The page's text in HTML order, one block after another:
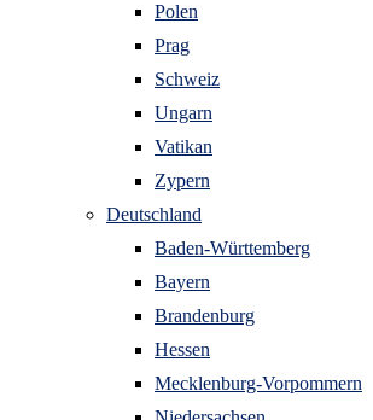
Polen
Prag
Schweiz
Ungarn
Vatikan
Zypern
Deutschland
Baden-Württemberg
Bayern
Brandenburg
Hessen
Mecklenburg-Vorpommern